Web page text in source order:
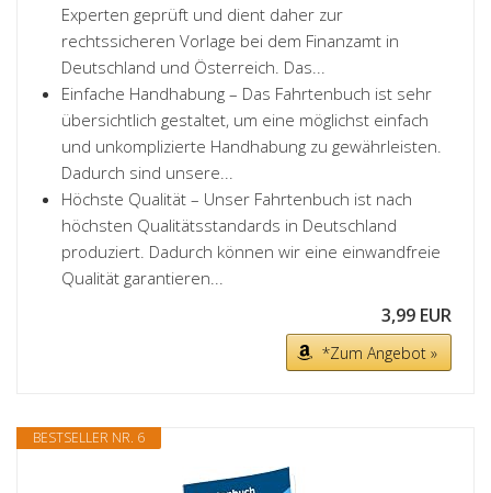
Experten geprüft und dient daher zur
rechtssicheren Vorlage bei dem Finanzamt in
Deutschland und Österreich. Das...
Einfache Handhabung – Das Fahrtenbuch ist sehr
übersichtlich gestaltet, um eine möglichst einfach
und unkomplizierte Handhabung zu gewährleisten.
Dadurch sind unsere...
Höchste Qualität – Unser Fahrtenbuch ist nach
höchsten Qualitätsstandards in Deutschland
produziert. Dadurch können wir eine einwandfreie
Qualität garantieren...
3,99 EUR
*Zum Angebot »
BESTSELLER NR. 6